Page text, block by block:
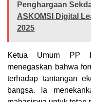
Penghargaan
ASKOMSI Digital
2025
Ketua Umum PP
menegaskan bahwa
terhadap tantangan
bangsa. Ia